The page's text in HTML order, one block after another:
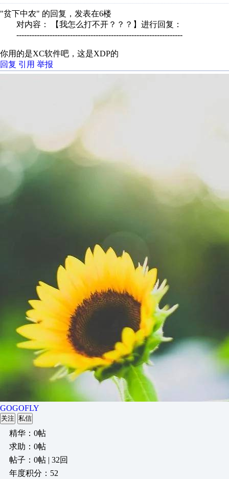
"贫下中农" 的回复，发表在6楼
对内容： 【我怎么打不开？？？】进行回复：
-----------------------------------------------------------------
你用的是XC软件吧，这是XDP的
回复 引用 举报
GOGOFLY
关注 私信
精华：0帖
求助：0帖
帖子：0帖 | 32回
年度积分：52